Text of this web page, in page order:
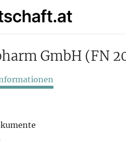
GmbH (FN